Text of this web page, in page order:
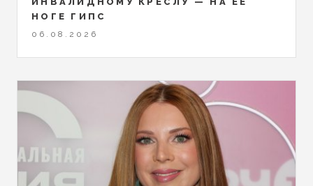
НОГЕ ГИПС
06.08.2026